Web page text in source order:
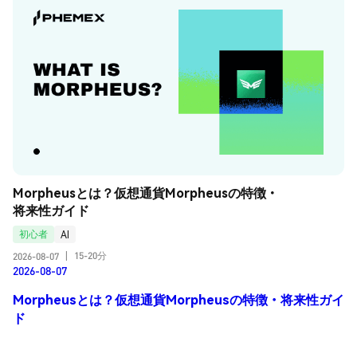
Morpheusとは？仮想通貨Morpheusの特徴・
将来性ガイド
初心者
AI
2026-08-07
15-20分
2026-08-07
Morpheusとは？仮想通貨Morpheusの特徴・将来性ガイ
ド